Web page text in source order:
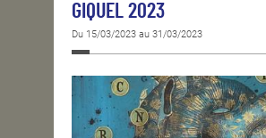
GIQUEL 2023
Du 15/03/2023 au 31/03/2023